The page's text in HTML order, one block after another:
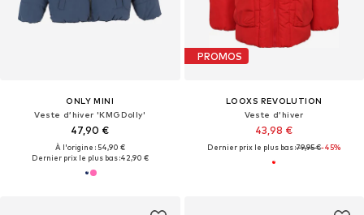
ONLY MINI
Veste d’hiver 'KMGDolly'
47,90 €
À l'origine : 54,90 €
Dernier prix le plus bas :42,90 €
PROMOS
LOOXS REVOLUTION
Veste d’hiver
43,98 €
Dernier prix le plus bas :79,95 €-45%